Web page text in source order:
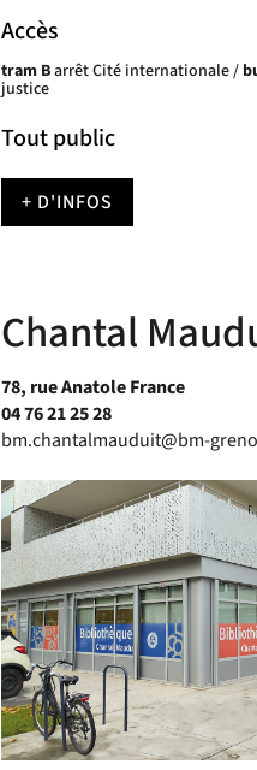
Accès
tram Barrêt Cité internationale / b
justice
Tout public
+ D'INFOS
Chantal
78, rue Anatole France
04 76 21 25 28
bm.chantalmauduit@bm-